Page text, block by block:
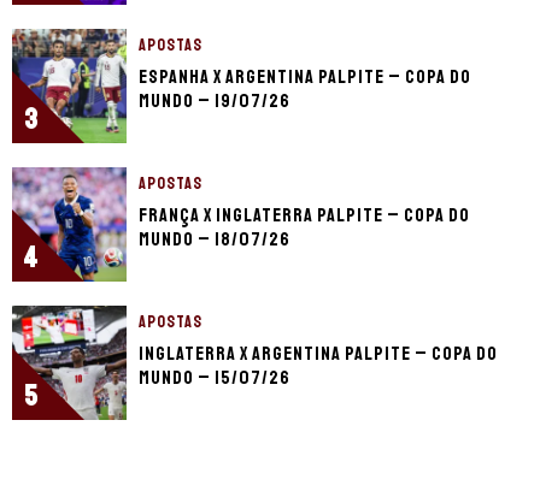
3
APOSTAS
Espanha x Argentina palpite – Copa do
Mundo – 19/07/26
4
APOSTAS
França x Inglaterra palpite – Copa do
Mundo – 18/07/26
5
APOSTAS
Inglaterra x Argentina palpite – Copa do
Mundo – 15/07/26